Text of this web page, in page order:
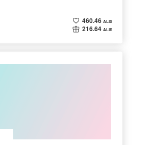
460.46 ALIS
216.64 ALIS